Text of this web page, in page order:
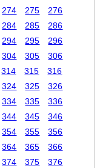
274 275
276
284 285
286
294 295
296
304 305
306
314 315
316
324 325
326
334 335
336
344 345
346
354 355
356
364 365
366
374 375
376